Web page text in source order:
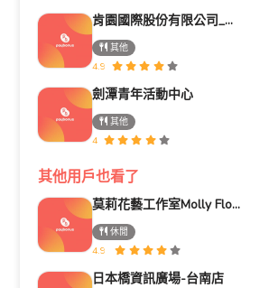
肯園國際股份有限公司_新生門市
其他
4.9
劍潭青年活動中心
其他
4
其他用戶也看了
莫莉花藝工作室Molly Florist
休閒
4.9
日本橋資訊廣場-台南店